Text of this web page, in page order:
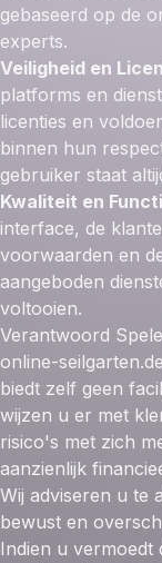
gebaseerd op de
experts.
Veiligheid en
platforms en
licenties en
binnen hun
gebruiker staat
Kwaliteit en
interface, de
voorwaarden en
aangeboden
voltooien.
Verantwoord
online-
biedt zelf geen
wijzen u er met
risico's met zich
aanzienlijk
Wij adviseren u te
bewust en
Indien u vermoedt